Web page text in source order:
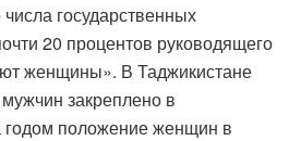
государственных
20 процентов руководящего
женщины». В Таджикистане
закреплено в
годом положение женщин в